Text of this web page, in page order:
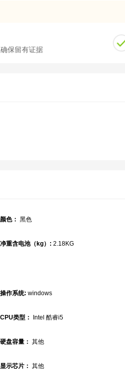
保留有证据
颜色： 黑色
净重含电池（kg）: 2.18KG
操作系统: windows
CPU类型： Intel 酷睿i5
硬盘容量： 其他
显示芯片： 其他